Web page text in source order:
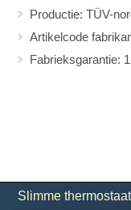
Productie: TÜV-
Artikelcode
Fabrieksgarantie:
Slimme